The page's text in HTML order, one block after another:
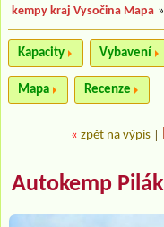
kempy kraj Vysočina Mapa »
Kapacity Vybavení
Mapa Recenze
« zpět na výpis
Autokemp Pilák